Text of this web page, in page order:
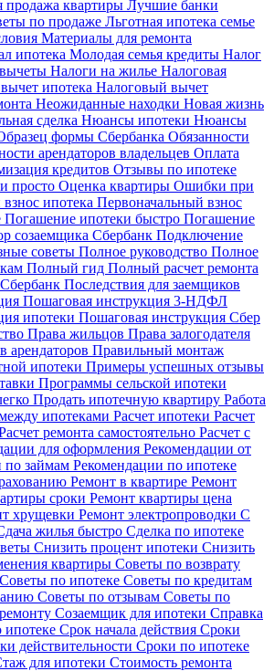
продажа квартиры Лучшие банки
по продаже Льготная ипотека семье
Материалы для ремонта
ипотека Молодая семья кредиты Налог
Налоги на жилье Налоговая
ипотека Налоговый вычет
Неожиданные находки Новая жизнь
сделка Нюансы ипотеки Нюансы
формы Сбербанка Обязанности
арендаторов владельцев Оплата
кредитов Отзывы по ипотеке
просто Оценка квартиры Ошибки при
ипотека Первоначальный взнос
Погашение ипотеки быстро Погашение
созаемщика Сбербанк Подключение
советы Полное руководство Полное
Полный гид Полный расчет ремонта
Последствия для заемщиков
Пошаговая инструкция 3-НДФЛ
ипотеки Пошаговая инструкция Сбер
Права жильцов Права залогодателя
арендаторов Правильный монтаж
ипотеки Примеры успешных отзывы
Программы сельской ипотеки
Продать ипотечную квартиру Работа
ипотеками Расчет ипотеки Расчет
ремонта самостоятельно Расчет с
для оформления Рекомендации от
по займам Рекомендации по ипотеке
Ремонт в квартире Ремонт
сроки Ремонт квартиры цена
хрущевки Ремонт электропроводки С
жилья быстро Сделка по ипотеке
Снизить процент ипотеки Снизить
квартиры Советы по возврату
Советы по ипотеке Советы по кредитам
Советы по отзывам Советы по
Созаемщик для ипотеки Справка
ипотеке Срок начала действия Сроки
действительности Сроки по ипотеке
для ипотеки Стоимость ремонта